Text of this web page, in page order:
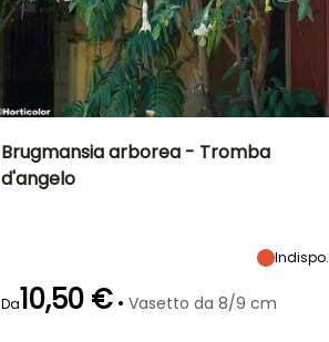
Brugmansia arborea - Tromba
d'angelo
Indispo.
Da10,50 € • Vasetto da 8/9 cm